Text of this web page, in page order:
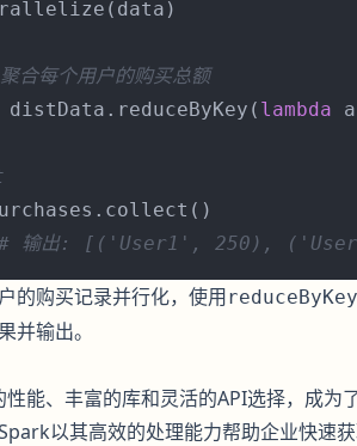
每个用户的购买总额
lambda
输出: [('User1', 250),
的购买记录并行化，使用reduceByKey
并输出。
能、丰富的库和灵活的API选择，成为
以其高效的处理能力帮助企业快速